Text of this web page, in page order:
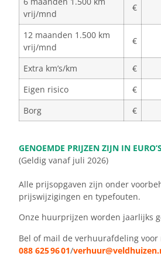
vrij/mnd
€
12 maanden 1.500 km
vrij/mnd
€
Extra km’s/km €
Eigen risico
€
Borg
€
GENOEMDE PRIJZEN ZIJN IN
(Geldig vanaf juli 2026)
Alle prijsopgaven zijn onder
prijswijzigingen en typefouten.
Onze huurprijzen worden jaarlijks
Bel of mail de verhuurafdeling
088 625 96 01/